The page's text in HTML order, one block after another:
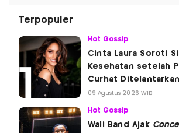
Terpopuler
Hot Gossip
Cinta Laura Soroti
Kesehatan setelah
Curhat Ditelantarkan
09 Agustus 2026 WIB
Hot Gossip
Wali Band Ajak